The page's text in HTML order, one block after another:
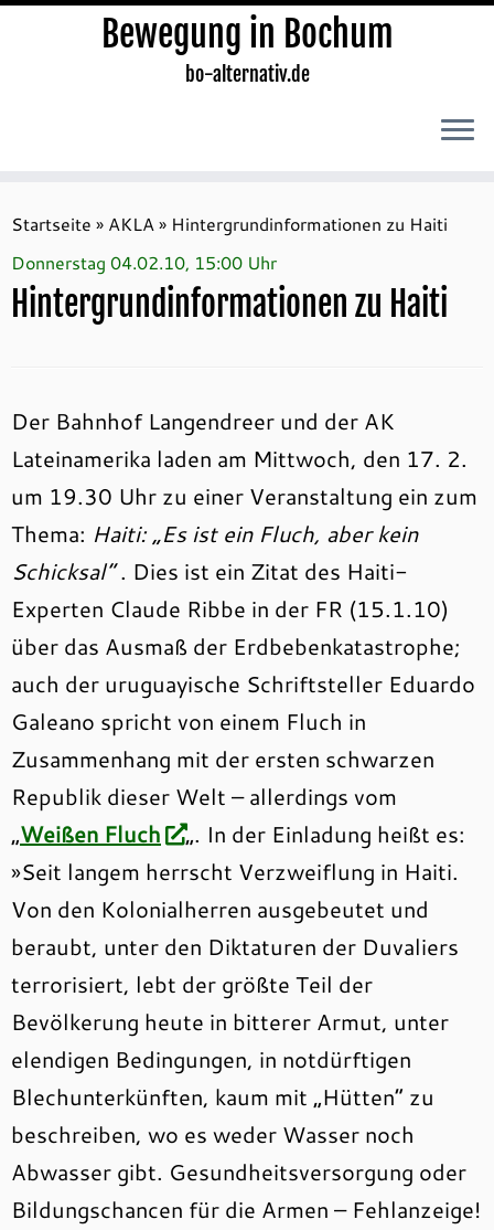
Inhalt
springen
Bewegung in Bochum
bo-alternativ.de
Startseite » AKLA» Hintergrundinformationen zu Haiti
Donnerstag 04.02.10, 15:00 Uhr
Hintergrundinformationen zu Haiti
Der Bahnhof Langendreer und der AK
Lateinamerika laden am Mittwoch, den 17. 2.
um 19.30 Uhr zu einer Veranstaltung ein zum
Thema: Haiti: „Es ist ein Fluch, aber kein
Schicksal“. Dies ist ein Zitat des Haiti-
Experten Claude Ribbe in der FR (15.1.10)
über das Ausmaß der Erdbebenkatastrophe;
auch der uruguayische Schriftsteller Eduardo
Galeano spricht von einem Fluch in
Zusammenhang mit der ersten schwarzen
Republik dieser Welt – allerdings vom
„Weißen Fluch
„. In der Einladung heißt es:
»Seit langem herrscht Verzweiflung in Haiti.
Von den Kolonialherren ausgebeutet und
beraubt, unter den Diktaturen der Duvaliers
terrorisiert, lebt der größte Teil der
Bevölkerung heute in bitterer Armut, unter
elendigen Bedingungen, in notdürftigen
Blechunterkünften, kaum mit „Hütten“ zu
beschreiben, wo es weder Wasser noch
Abwasser gibt. Gesundheitsversorgung oder
Bildungschancen für die Armen – Fehlanzeige!